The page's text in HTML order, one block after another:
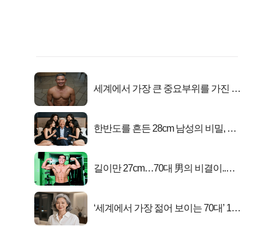
세계에서 가장 큰 중요부위를 가진 남
한반도를 흔든 28cm 남성의 비밀, 매
길이만 27cm…70대 男의 비결이..충
‘세계에서 가장 젊어 보이는 70대’ 1위